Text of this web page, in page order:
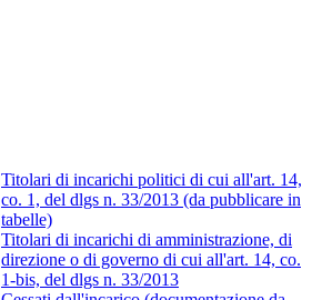
Titolari di incarichi politici di cui all'art. 14,
co. 1, del dlgs n. 33/2013 (da pubblicare in
tabelle)
Titolari di incarichi di amministrazione, di
direzione o di governo di cui all'art. 14, co.
1-bis, del dlgs n. 33/2013